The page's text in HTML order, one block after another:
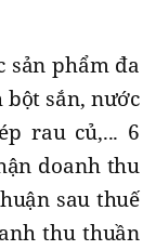
sản phẩm đa
sắn, nước
rau củ,... 6
doanh thu
sau thuế
thu thuần